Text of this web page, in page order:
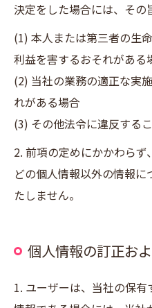
決定をした場合には、その
(1) 本人または第三者の生
利益を害するおそれがある
(2) 当社の業務の適正な実
れがある場合
(3) その他法令に違反する
2. 前項の定めにかかわら
どの個人情報以外の情報
たしません。
個人情報の訂正お
1. ユーザーは、当社の保